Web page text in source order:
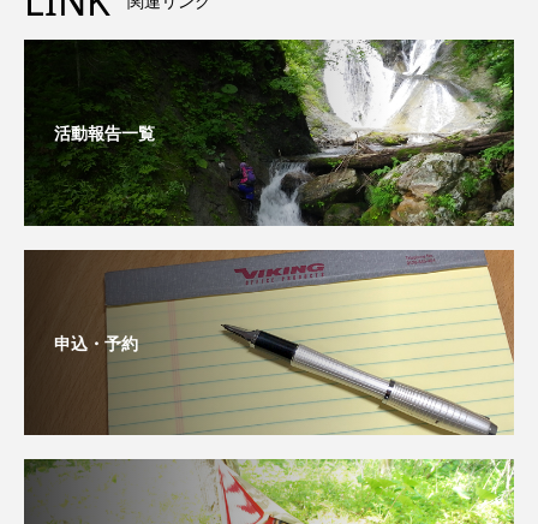
活動報告一覧
申込・予約